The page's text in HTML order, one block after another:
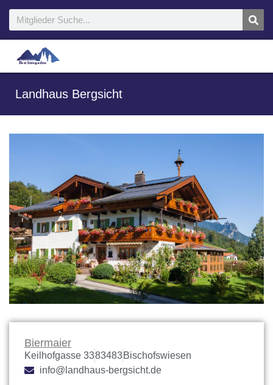
Landhaus Bergsicht
Biermaier
Keilhofgasse 3383483Bischofswiesen
info@landhaus-bergsicht.de